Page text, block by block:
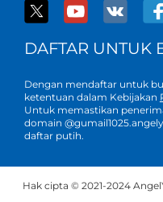
DAFTAR UNTUK
Dengan mendaftar untuk
ketentuan dalam Kebijakan
Untuk memastikan
domain
daftar putih.
Hak cipta © 2021-2024